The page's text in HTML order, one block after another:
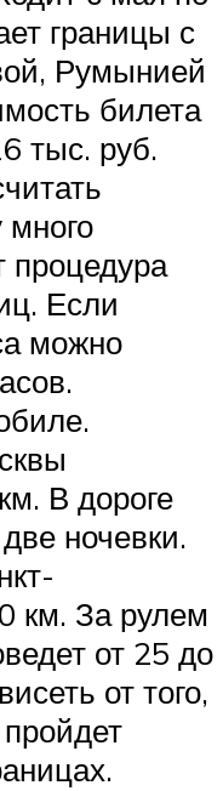
границы с
Румынией
билета
тыс. руб.
много
процедура
Если
можно
В дороге
ночевки.
км. За рулем
от 25 до
от того,